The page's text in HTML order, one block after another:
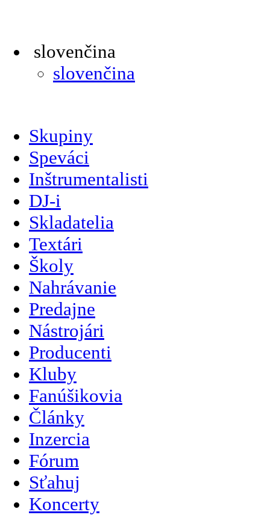
slovenčina
slovenčina
Skupiny
Speváci
Inštrumentalisti
DJ-i
Skladatelia
Textári
Školy
Nahrávanie
Predajne
Nástrojári
Producenti
Kluby
Fanúšikovia
Články
Inzercia
Fórum
Sťahuj
Koncerty